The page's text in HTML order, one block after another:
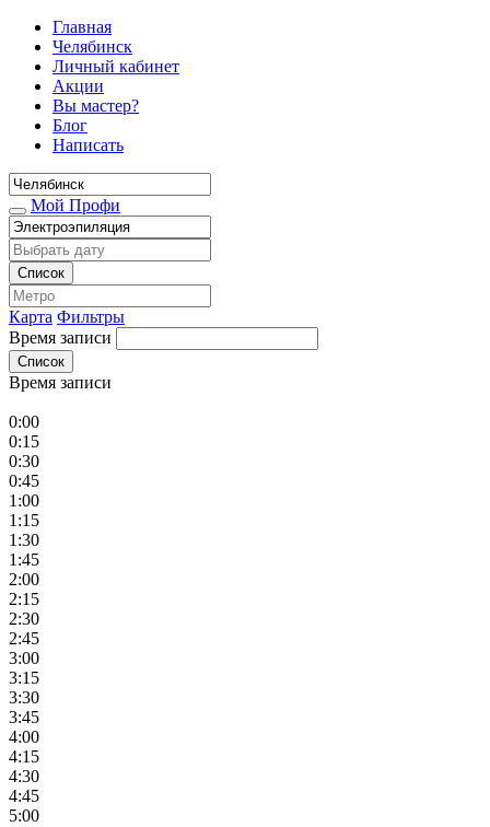
Главная
Челябинск
Личный кабинет
Акции
Вы мастер?
Блог
Написать
Мой Профи
Список
Карта Фильтры
Время записи
Список
Время записи
0:00
0:15
0:30
0:45
1:00
1:15
1:30
1:45
2:00
2:15
2:30
2:45
3:00
3:15
3:30
3:45
4:00
4:15
4:30
4:45
5:00